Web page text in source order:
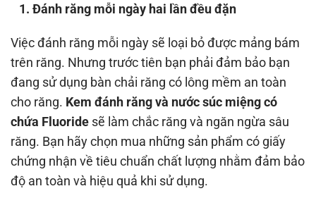
1. Đánh răng mỗi ngày hai lần đều đặn
Việc đánh răng mỗi ngày sẽ loại bỏ được mảng bám
trên răng. Nhưng trước tiên bạn phải đảm bảo bạn
đang sử dụng bàn chải răng có lông mềm an toàn
cho răng. Kem đánh răng và nước súc miệng có
chứa Fluoride sẽ làm chắc răng và ngăn ngừa sâu
răng. Bạn hãy chọn mua những sản phẩm có giấy
chứng nhận về tiêu chuẩn chất lượng nhằm đảm bảo
độ an toàn và hiệu quả khi sử dụng.